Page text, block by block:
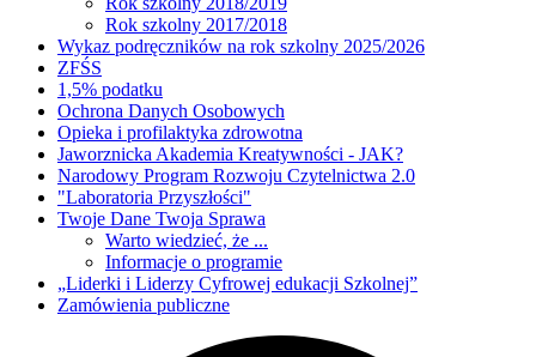
Rok szkolny 2017/2018
Wykaz podręczników na rok szkolny 2025/2026
ZFŚS
1,5% podatku
Ochrona Danych Osobowych
Opieka i profilaktyka zdrowotna
Jaworznicka Akademia Kreatywności - JAK?
Narodowy Program Rozwoju Czytelnictwa 2.0
"Laboratoria Przyszłości"
Twoje Dane Twoja Sprawa
Warto wiedzieć, że ...
Informacje o programie
„Liderki i Liderzy Cyfrowej edukacji Szkolnej”
Zamówienia publiczne